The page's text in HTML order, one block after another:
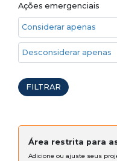
Ações emergenciais
Considerar apenas
Desconsiderar apenas
FILTRAR
Área restrita para
Adicione ou ajuste seus